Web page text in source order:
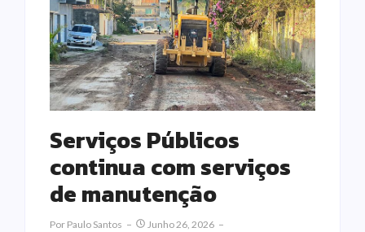
Serviços Públicos
continua com serviços
de manutenção
Por Paulo Santos
Junho 26, 2026